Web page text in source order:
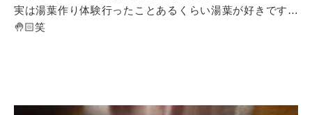
実は湯葉作り体験行ったことあるくらい湯葉が好きです…
🤚🏻笑